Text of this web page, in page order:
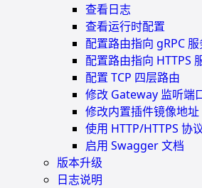
查看日志
查看运行时配置
配置路由指向 gRPC
配置路由指向 HTTPS
配置 TCP 四层路由
修改 Gateway 监听端
修改内置插件镜像地址
使用 HTTP/HTTPS 协
启用 Swagger 文档
版本升级
日志说明